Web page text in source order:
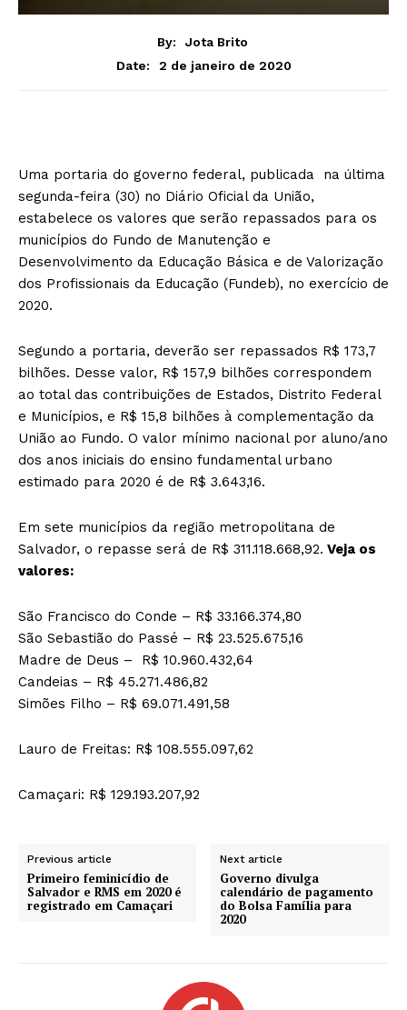
By:
Jota Brito
Date:
2 de janeiro de 2020
Uma portaria do governo federal, publicada na última
segunda-feira (30) no Diário Oficial da União,
estabelece os valores que serão repassados para os
municípios do Fundo de Manutenção e
Desenvolvimento da Educação Básica e de Valorização
dos Profissionais da Educação (Fundeb), no exercício de
2020.
Segundo a portaria, deverão ser repassados R$ 173,7
bilhões. Desse valor, R$ 157,9 bilhões correspondem
ao total das contribuições de Estados, Distrito Federal
e Municípios, e R$ 15,8 bilhões à complementação da
União ao Fundo. O valor mínimo nacional por aluno/ano
dos anos iniciais do ensino fundamental urbano
estimado para 2020 é de R$ 3.643,16.
Em sete municípios da região metropolitana de
Salvador, o repasse será de R$ 311.118.668,92. Veja os
valores:
São Francisco do Conde – R$ 33.166.374,80
São Sebastião do Passé – R$ 23.525.675,16
Madre de Deus – R$ 10.960.432,64
Candeias – R$ 45.271.486,82
Simões Filho – R$ 69.071.491,58
Lauro de Freitas: R$ 108.555.097,62
Camaçari: R$ 129.193.207,92
Previous article
Primeiro feminicídio de
Salvador e RMS em 2020 é
registrado em Camaçari
Next article
Governo divulga
calendário de pagamento
do Bolsa Família para
2020